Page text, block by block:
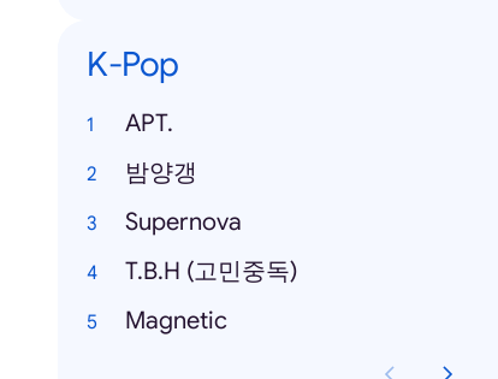
K-Pop
APT.
밤양갱
Supernova
T.B.H (고민중독)
Magnetic